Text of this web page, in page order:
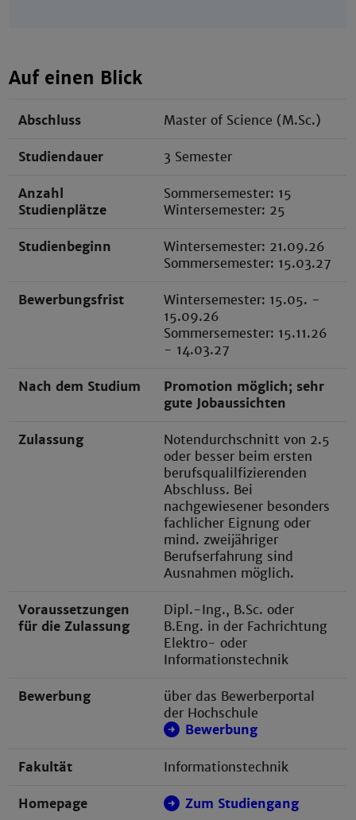
Auf einen Blick
Abschluss Master of Science (M.Sc.)
Studiendauer 3 Semester
Anzahl
Studienplätze
Sommersemester: 15
Wintersemester: 25
Studienbeginn
Wintersemester: 21.09.26
Sommersemester: 15.03.27
Bewerbungsfrist
Wintersemester: 15.05. -
15.09.26
Sommersemester: 15.11.26
- 14.03.27
Nach dem Studium
Promotion möglich; sehr
gute Jobaussichten
Zulassung
Notendurchschnitt von 2.5
oder besser beim ersten
berufsqualilfizierenden
Abschluss. Bei
nachgewiesener besonders
fachlicher Eignung oder
mind. zweijähriger
Berufserfahrung sind
Ausnahmen möglich.
Voraussetzungen
für die Zulassung
Dipl.-Ing., B.Sc. oder
B.Eng. in der Fachrichtung
Elektro- oder
Informationstechnik
Bewerbung
über das Bewerberportal
der Hochschule
Bewerbung
Fakultät Informationstechnik
Homepage Zum Studiengang